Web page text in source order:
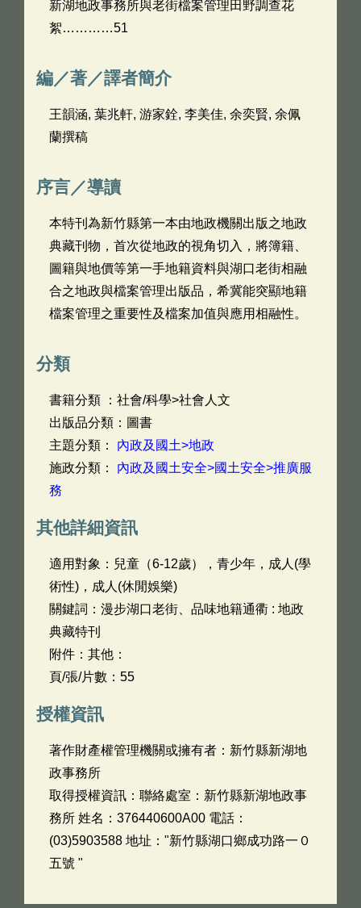
新湖地政事務所與老街檔案管理田野調查花
絮…………51
編／著／譯者簡介
王韻涵, 葉兆軒, 游家銓, 李美佳, 余奕賢, 余佩
蘭撰稿
序言／導讀
本特刊為新竹縣第一本由地政機關出版之地政
典藏刊物，首次從地政的視角切入，將簿籍、
圖籍與地價等第一手地籍資料與湖口老街相融
合之地政與檔案管理出版品，希冀能突顯地籍
檔案管理之重要性及檔案加值與應用相融性。
分類
書籍分類 ：社會/科學>社會人文
出版品分類：圖書
主題分類： 內政及國土>地政
施政分類： 內政及國土安全>國土安全>推廣服
務
其他詳細資訊
適用對象：兒童（6-12歲），青少年，成人(學
術性)，成人(休閒娛樂)
關鍵詞：漫步湖口老街、品味地籍通衢 : 地政
典藏特刊
附件：其他：
頁/張/片數：55
授權資訊
著作財產權管理機關或擁有者：新竹縣新湖地
政事務所
取得授權資訊：聯絡處室：新竹縣新湖地政事
務所 姓名：376440600A00 電話：
(03)5903588 地址："新竹縣湖口鄉成功路一０
五號 "